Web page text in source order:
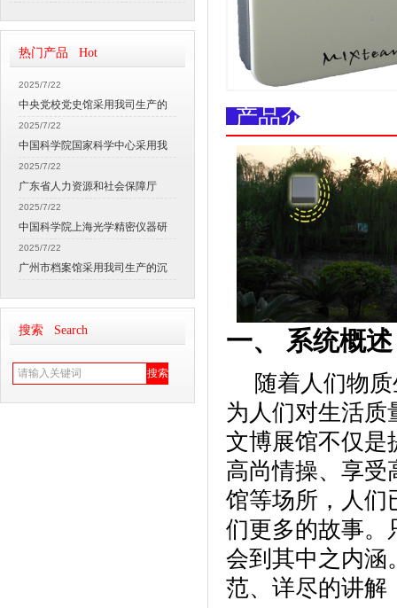
热门产品 Hot
2025/7/22
中央党校党史馆采用我司生产的
2025/7/22
中国科学院国家科学中心采用我
2025/7/22
广东省人力资源和社会保障厅
2025/7/22
中国科学院上海光学精密仪器研
2025/7/22
广州市档案馆采用我司生产的沉
搜索 Search
产品介绍
一、 系统概
随着人们物
为人们对生活质
文博展馆不仅是
高尚情操、享受
馆等场所，人们
们更多的故事。
会到其中之内涵
范、详尽的讲解